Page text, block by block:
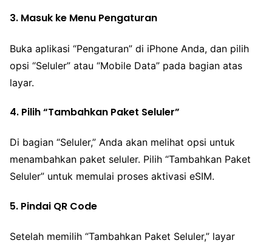
3. Masuk ke Menu Pengaturan
Buka aplikasi “Pengaturan” di iPhone Anda, dan pilih
opsi “Seluler” atau “Mobile Data” pada bagian atas
layar.
4. Pilih “Tambahkan Paket Seluler”
Di bagian “Seluler,” Anda akan melihat opsi untuk
menambahkan paket seluler. Pilih “Tambahkan Paket
Seluler” untuk memulai proses aktivasi eSIM.
5. Pindai QR Code
Setelah memilih “Tambahkan Paket Seluler,” layar